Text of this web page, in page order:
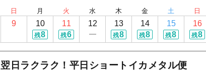
日
9
月
10
残8
火
11
残6
水
12
木
13
残8
金
14
残8
土
15
残8
日
16
残8
翌日ラクラク！平日ショートイカメタル便